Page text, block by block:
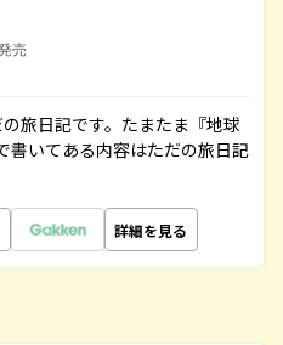
売
旅日記です。たまたま『地球
書いてある内容はただの旅日記
詳細を見る